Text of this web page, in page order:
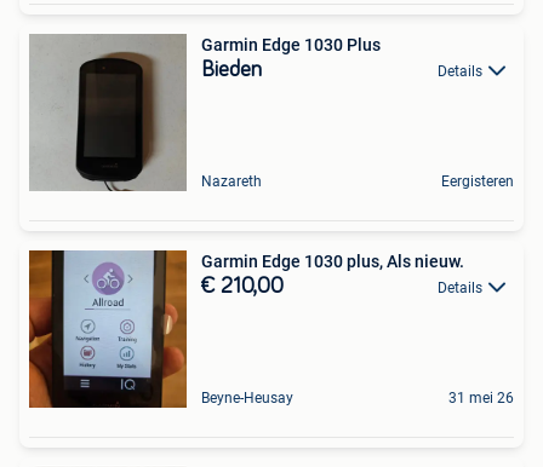
Garmin Edge 1030 Plus
Bieden Details
Nazareth Eergisteren
Garmin Edge 1030 plus, Als nieuw.
€ 210,00 Details
Beyne-Heusay 31 mei 26